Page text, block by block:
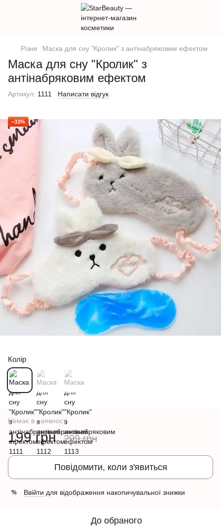
Різне Маска для сну "Кролик" з антінабряковим ефектом
Маска для сну "Кролик" з
антінабряковим ефектом
Артикул: 1111 Написати відгук
−33%
Колір
Немає в наявності
199 грн 299 грн
Повідомити, коли з'явиться
% Ввійти для відображення накопичувальної знижки
До обраного